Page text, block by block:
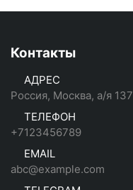
Контакты
АДРЕС
Россия, Москва, а/я 137
ТЕЛЕФОН
+7123456789
EMAIL
abc@example.com